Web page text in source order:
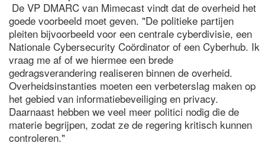
De VP DMARC van Mimecast vindt dat de overheid het
goede voorbeeld moet geven. "De politieke partijen
pleiten bijvoorbeeld voor een centrale cyberdivisie, een
Nationale Cybersecurity Coördinator of een Cyberhub. Ik
vraag me af of we hiermee een brede
gedragsverandering realiseren binnen de overheid.
Overheidsinstanties moeten een verbeterslag maken op
het gebied van informatiebeveiliging en privacy.
Daarnaast hebben we veel meer politici nodig die de
materie begrijpen, zodat ze de regering kritisch kunnen
controleren."